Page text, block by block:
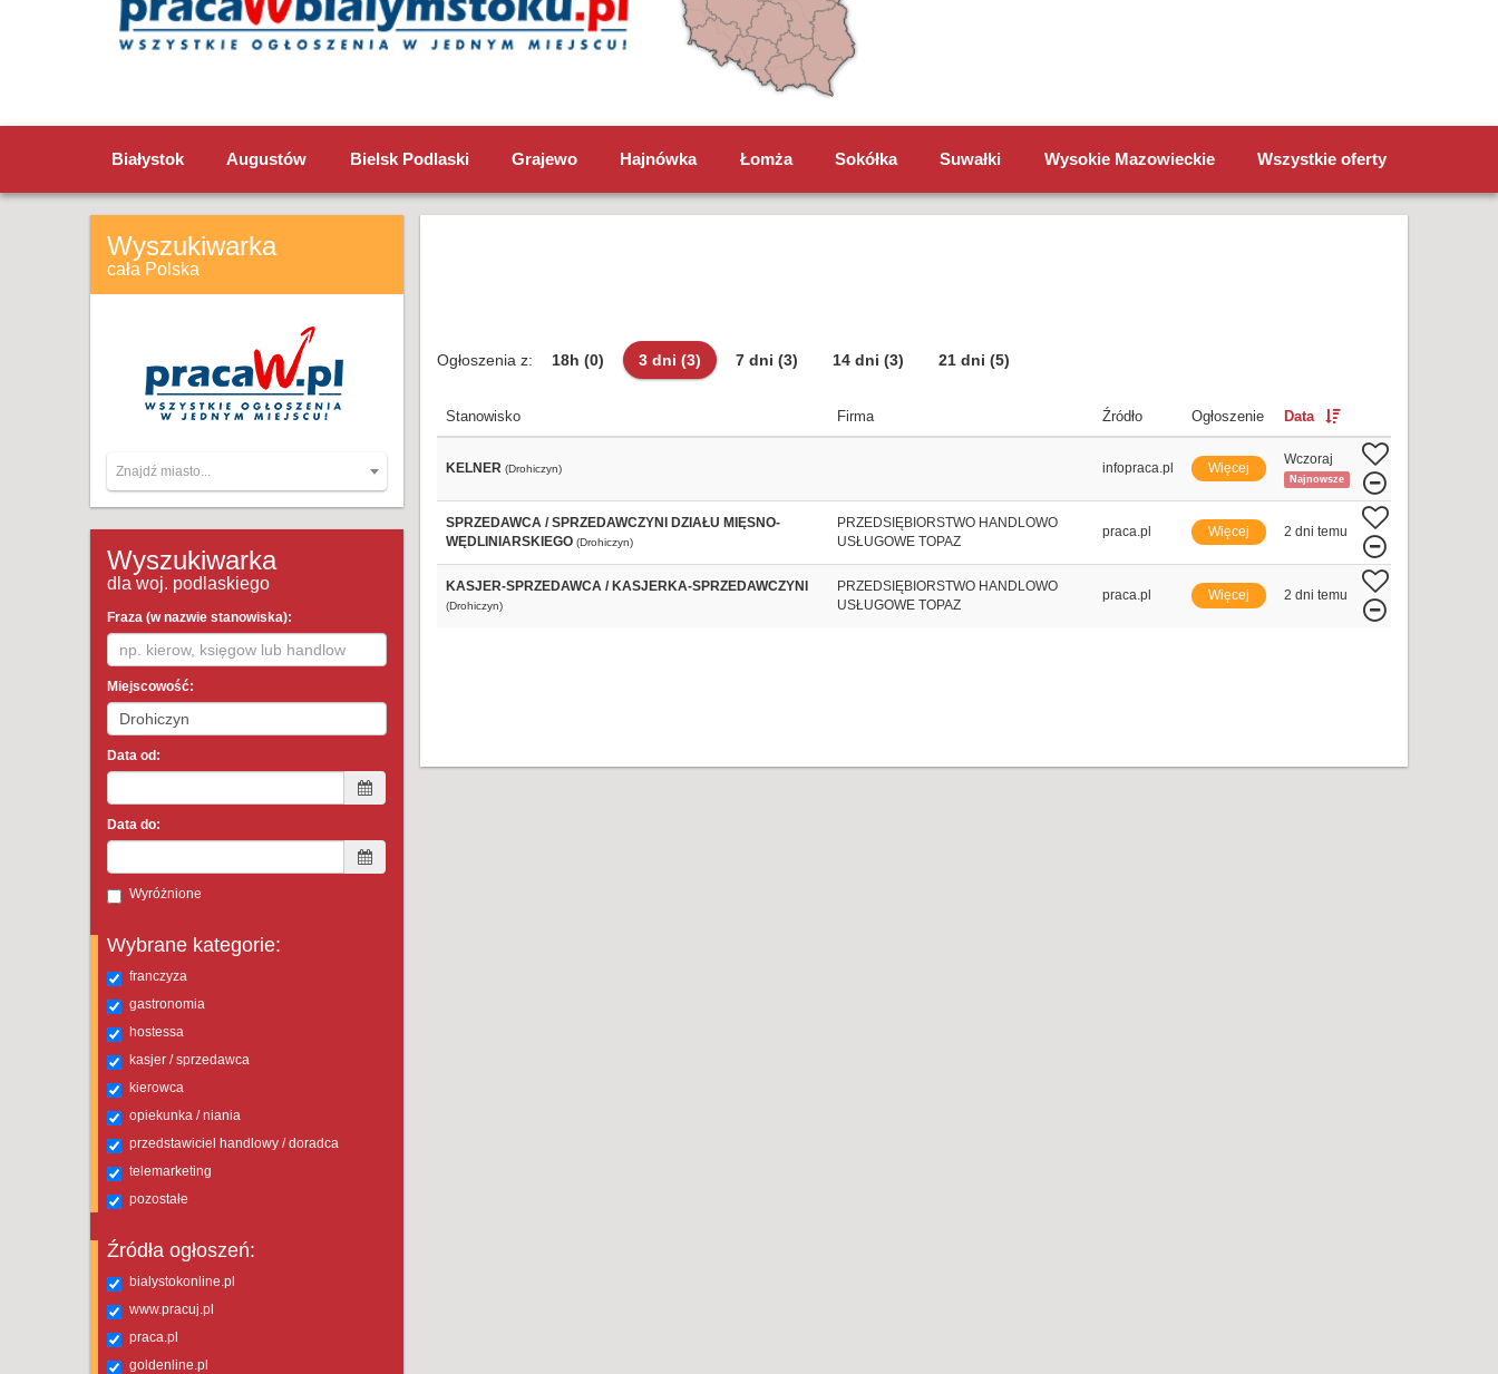
Białystok Augustów Bielsk Podlaski Grajewo Hajnówka Łomża Sokółka Suwałki Wysokie Mazowieckie Wszystkie oferty
Wyszukiwarka
cała Polska
Znajdź miasto...
Wyszukiwarka
dla woj. podlaskiego
Fraza (w nazwie stanowiska):
Miejscowość:
Data od:
Data do:
Wyróżnione
Wybrane kategorie:
franczyza
gastronomia
hostessa
kasjer / sprzedawca
kierowca
opiekunka / niania
przedstawiciel handlowy / doradca
telemarketing
pozostałe
Źródła ogłoszeń:
bialystokonline.pl
www.pracuj.pl
praca.pl
goldenline.pl
Ogłoszenia z: 18h (0) 3 dni (3) 7 dni (3) 14 dni (3) 21 dni (5)
Stanowisko Firma Źródło Ogłoszenie Data
KELNER (Drohiczyn) infopraca.pl Więcej
Wczoraj
Najnowsze
SPRZEDAWCA / SPRZEDAWCZYNI DZIAŁU MIĘSNO-
WĘDLINIARSKIEGO (Drohiczyn)
PRZEDSIĘBIORSTWO HANDLOWO
USŁUGOWE TOPAZ
praca.pl Więcej 2 dni temu
KASJER-SPRZEDAWCA / KASJERKA-SPRZEDAWCZYNI
(Drohiczyn)
PRZEDSIĘBIORSTWO HANDLOWO
USŁUGOWE TOPAZ
praca.pl Więcej 2 dni temu